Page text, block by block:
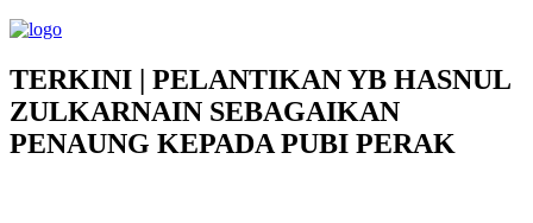
TERKINI | PELANTIKAN YB HASNUL
ZULKARNAIN SEBAGAIKAN
PENAUNG KEPADA PUBI PERAK